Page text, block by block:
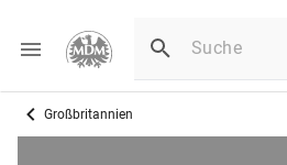
Großbritannien